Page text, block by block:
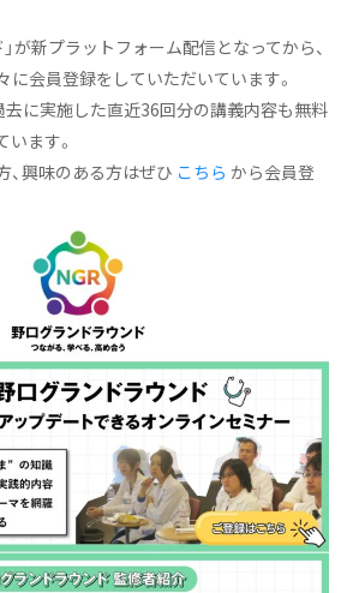
が新プラットフォーム配信となってから、
に会員登録をしていただいています。
去に実施した直近36回分の講義内容も無料
ます。
、興味のある方はぜひ こちら から会員登